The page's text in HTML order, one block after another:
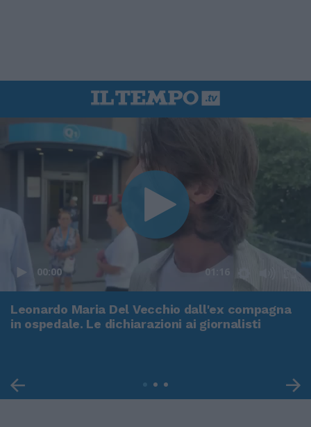
00:00 01:16
Leonardo Maria Del Vecchio dall'ex compagna
in ospedale. Le dichiarazioni ai giornalisti